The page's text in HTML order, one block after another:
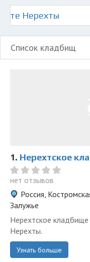
Личный кабинет
Нерехты
Список кладбищ
1. Нерехтское
нет отзывов
Россия,
Залужье
Нерехтское
Нерехты.
Узнать больше